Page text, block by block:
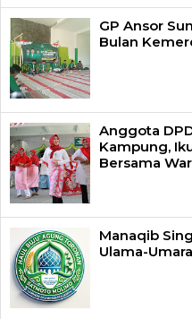
GP Ansor
Bulan
Anggota
Kampung,
Bersama
Manaqib
Ulama-